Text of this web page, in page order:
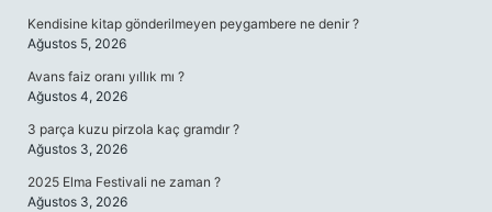
Kendisine kitap gönderilmeyen peygambere ne denir ?
Ağustos 5, 2026
Avans faiz oranı yıllık mı ?
Ağustos 4, 2026
3 parça kuzu pirzola kaç gramdır ?
Ağustos 3, 2026
2025 Elma Festivali ne zaman ?
Ağustos 3, 2026